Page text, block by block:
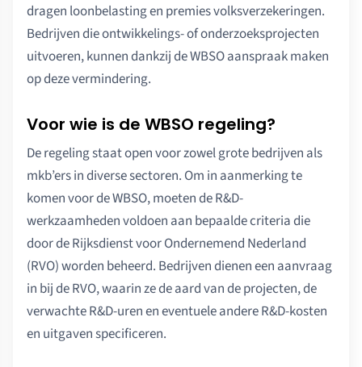
dragen loonbelasting en premies volksverzekeringen.
Bedrijven die ontwikkelings- of onderzoeksprojecten
uitvoeren, kunnen dankzij de WBSO aanspraak maken
op deze vermindering.
Voor wie is de WBSO regeling?
De regeling staat open voor zowel grote bedrijven als
mkb’ers in diverse sectoren. Om in aanmerking te
komen voor de WBSO, moeten de R&D-
werkzaamheden voldoen aan bepaalde criteria die
door de Rijksdienst voor Ondernemend Nederland
(RVO) worden beheerd. Bedrijven dienen een aanvraag
in bij de RVO, waarin ze de aard van de projecten, de
verwachte R&D-uren en eventuele andere R&D-kosten
en uitgaven specificeren.